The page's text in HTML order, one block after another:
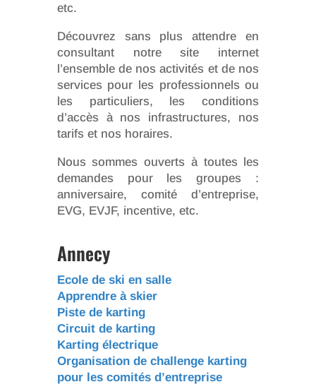
etc.
Découvrez sans plus attendre en
consultant notre site internet
l’ensemble de nos activités et de nos
services pour les professionnels ou
les particuliers, les conditions
d’accès à nos infrastructures, nos
tarifs et nos horaires.
Nous sommes ouverts à toutes les
demandes pour les groupes :
anniversaire, comité d’entreprise,
EVG, EVJF, incentive, etc.
Annecy
Ecole de ski en salle
Apprendre à skier
Piste de karting
Circuit de karting
Karting électrique
Organisation de challenge karting
pour les comités d’entreprise